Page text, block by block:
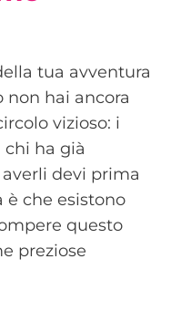
tua avventura
non hai ancora
vizioso: i
ha già
devi prima
è che esistono
questo
preziose